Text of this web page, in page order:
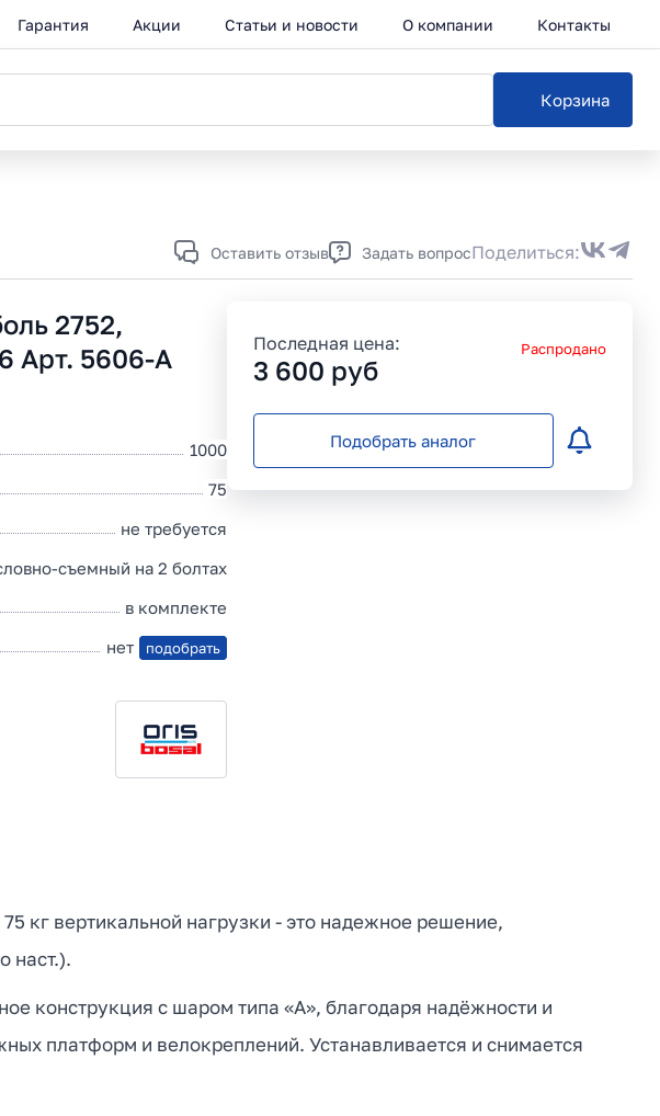
Гарантия Акции Статьи и новости О компании Контакты
Корзина
Оставить отзыв Задать вопросПоделиться:
2752,
Арт. 5606-A
1000
75
не требуется
съемный на 2 болтах
в комплекте
нет подобрать
Последная цена:
3 600 руб
Распродано
Подобрать аналог
кг вертикальной нагрузки - это надежное решение,
наст.).
конструкция с шаром типа «А», благодаря надёжности и
платформ и велокреплений. Устанавливается и снимается